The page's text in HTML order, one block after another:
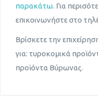
παρακάτω. Για
επικοινωνήστε στο
Βρίσκετε την
για: τυροκομικά
προϊόντα Βύρωνας.